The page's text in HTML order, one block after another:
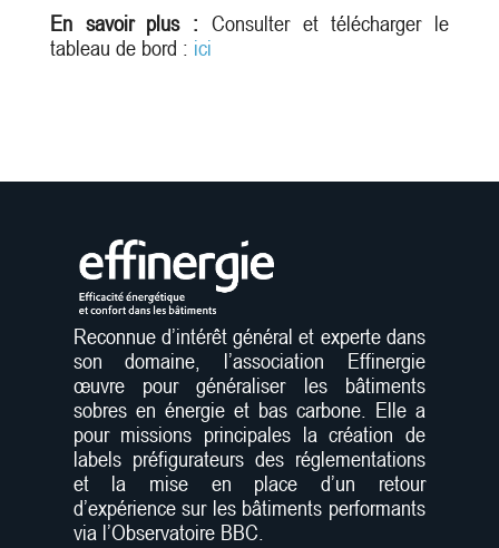
En savoir plus : Consulter et télécharger le
tableau de bord : ici
Reconnue d’intérêt général et experte dans
son domaine, l’association Effinergie
œuvre pour généraliser les bâtiments
sobres en énergie et bas carbone. Elle a
pour missions principales la création de
labels préfigurateurs des réglementations
et la mise en place d’un retour
d’expérience sur les bâtiments performants
via l’Observatoire BBC.